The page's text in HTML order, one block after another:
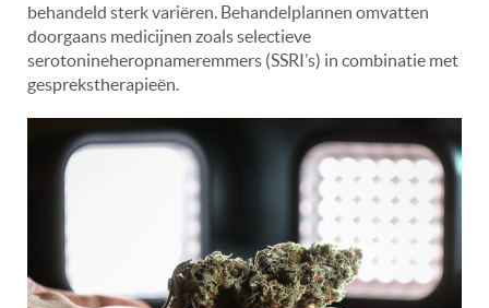
behandeld sterk variëren. Behandelplannen omvatten
doorgaans medicijnen zoals selectieve
serotonineheropnameremmers (SSRI’s) in combinatie met
gesprekstherapieën.